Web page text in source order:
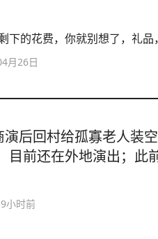
下的花费，你就别想了，礼
月26日
演后回村给孤寡老人装
目前还在外地演出；此
小时前